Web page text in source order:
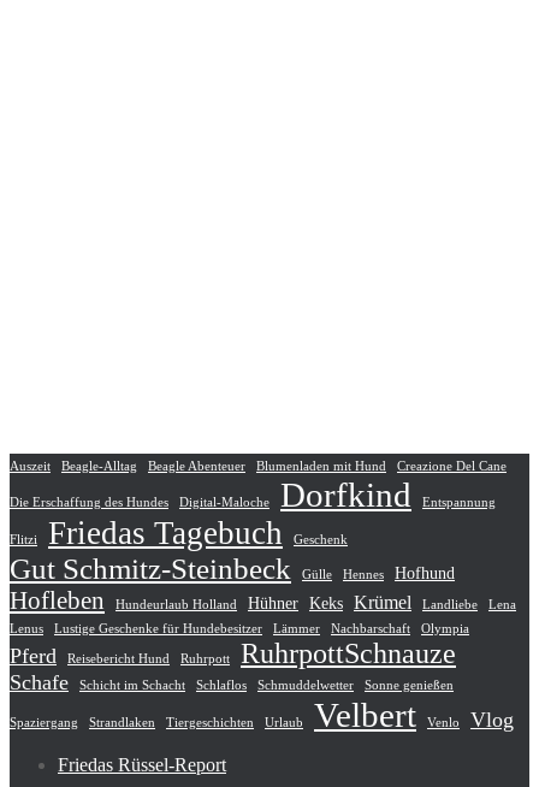
Auszeit Beagle-Alltag Beagle Abenteuer Blumenladen mit Hund Creazione Del Cane
Die Erschaffung des Hundes Digital-Maloche Dorfkind Entspannung
Flitzi Friedas Tagebuch Geschenk
Gut Schmitz-Steinbeck Gülle Hennes Hofhund
Hofleben Hundeurlaub Holland Hühner Keks Krümel Landliebe
Lena
Lenus
Lustige Geschenke für Hundebesitzer Lämmer Nachbarschaft Olympia
Pferd Reisebericht Hund Ruhrpott RuhrpottSchnauze
Schafe Schicht im Schacht Schlaflos Schmuddelwetter Sonne genießen
Spaziergang Strandlaken Tiergeschichten Urlaub Velbert Venlo Vlog
Friedas Rüssel-Report